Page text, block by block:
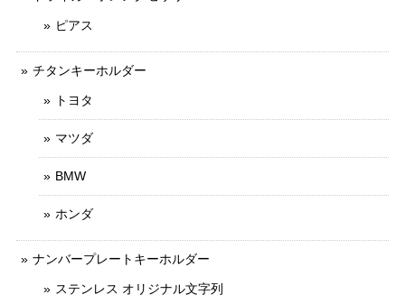
ピアス
チタンキーホルダー
トヨタ
マツダ
BMW
ホンダ
ナンバープレートキーホルダー
ステンレス オリジナル文字列